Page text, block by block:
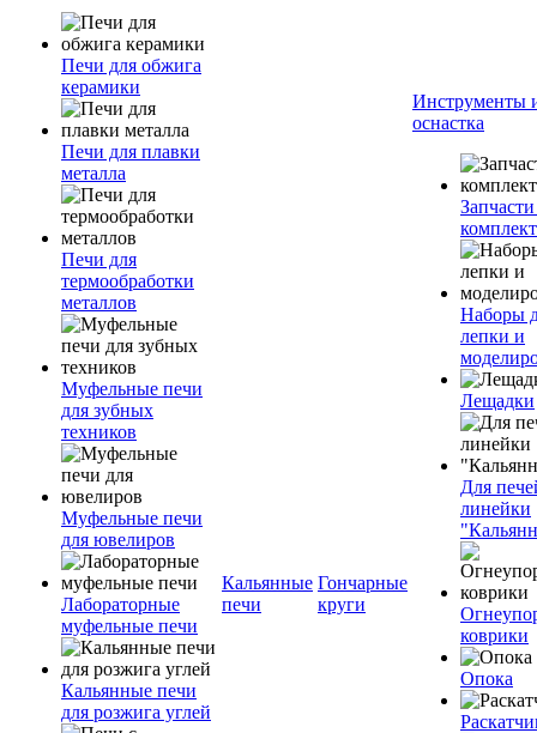
Печи для обжига
керамики
Печи для плавки
металла
Печи для
термообработки
металлов
Муфельные печи
для зубных
техников
Муфельные печи
для ювелиров
Лабораторные
муфельные печи
Кальянные печи
для розжига углей
Кальянные
печи
Гончарные
круги
Инструменты
оснастка
Наборы
лепки и
Лещадки
Для
линейки
коврики
Опока